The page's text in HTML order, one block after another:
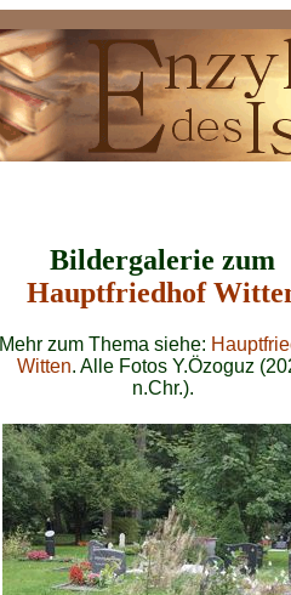
Bildergalerie zum
Hauptfriedhof
Mehr zum Thema siehe:
Witten. Alle Fotos Y.Özoguz
n.Chr.).